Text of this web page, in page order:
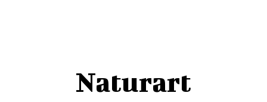
Naturart